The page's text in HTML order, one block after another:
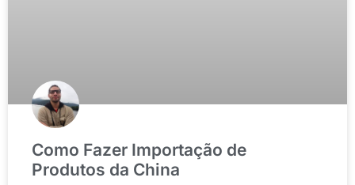
Como Fazer Importação de
Produtos da China